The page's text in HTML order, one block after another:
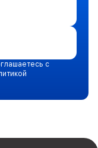
с